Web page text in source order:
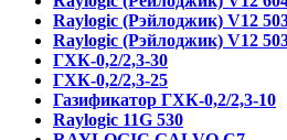
Raylogic (Рэйлоджик) V12
Raylogic (Рэйлоджик) V12
ГХК-0,2/2,3-30
ГХК-0,2/2,3-25
Газификатор ГХК-0,2/2,3-10
Raylogic 11G 530